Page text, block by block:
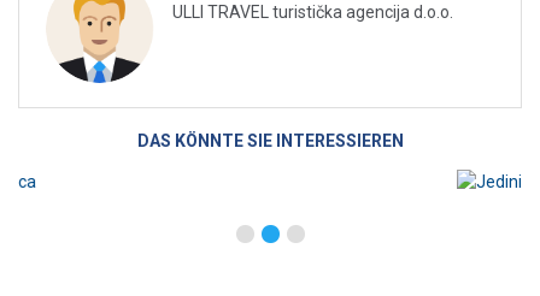
ULLI TRAVEL turistička agencija d.o.o.
DAS KÖNNTE SIE INTERESSIEREN